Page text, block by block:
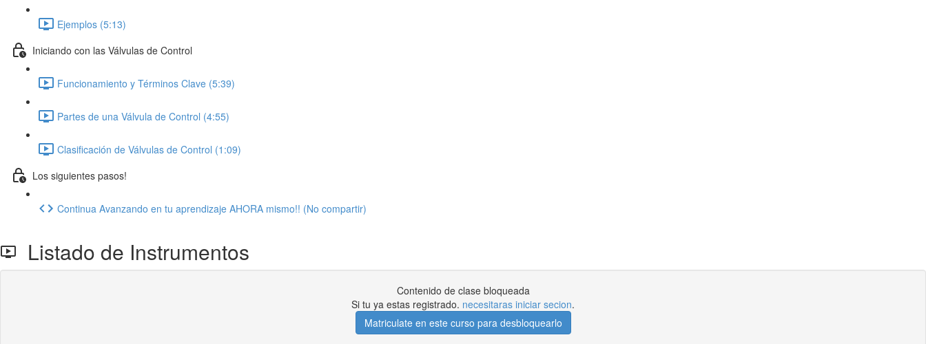
Ejemplos (5:13)
Iniciando con las Válvulas de Control
Funcionamiento y Términos Clave (5:39)
Partes de una Válvula de Control (4:55)
Clasificación de Válvulas de Control (1:09)
Los siguientes pasos!
Continua Avanzando en tu aprendizaje AHORA mismo!! (No compartir)
Listado de Instrumentos
Contenido de clase bloqueada
Si tu ya estas registrado. necesitaras iniciar secion.
Matriculate en este curso para desbloquearlo